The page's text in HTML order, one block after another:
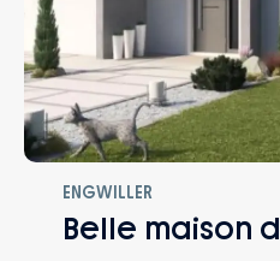
ENGWILLER
Belle maison d